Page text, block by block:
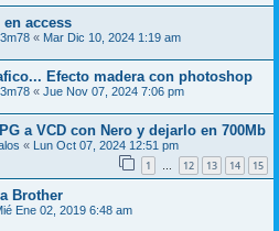
access
« Mar Dic 10, 2024 1:19 am
Efecto madera con photoshop
« Jue Nov 07, 2024 7:06 pm
a VCD con Nero y dejarlo en 700Mb
« Lun Oct 07, 2024 12:51 pm
1 … 12 13 14 15
Brother
Ene 02, 2019 6:48 am